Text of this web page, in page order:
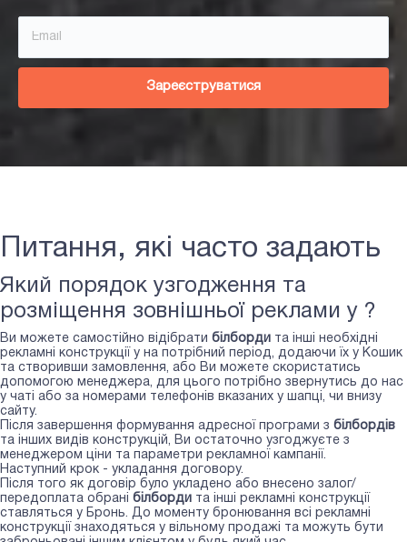
Зареєструватися
Питання, які часто задають
Який порядок узгодження та
розміщення зовнішньої реклами у ?
Ви можете самостійно відібрати білборди та інші необхідні
рекламні конструкції у на потрібний період, додаючи їх у Кошик
та створивши замовлення, або Ви можете скористатись
допомогою менеджера, для цього потрібно звернутись до нас
у чаті або за номерами телефонів вказаних у шапці, чи внизу
сайту.
Після завершення формування адресної програми з білбордів
та інших видів конструкцій, Ви остаточно узгоджуєте з
менеджером ціни та параметри рекламної кампанії.
Наступний крок - укладання договору.
Після того як договір було укладено або внесено залог/
передоплата обрані білборди та інші рекламні конструкції
ставляться у Бронь. До моменту бронювання всі рекламні
конструкції знаходяться у вільному продажі та можуть бути